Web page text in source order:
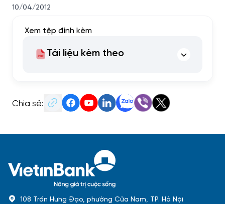
10/04/2012
Xem tệp đính kèm
Tài liệu kèm theo
Chia sẻ:
108 Trần Hưng Đạo, phường Cửa Nam, TP. Hà Nội